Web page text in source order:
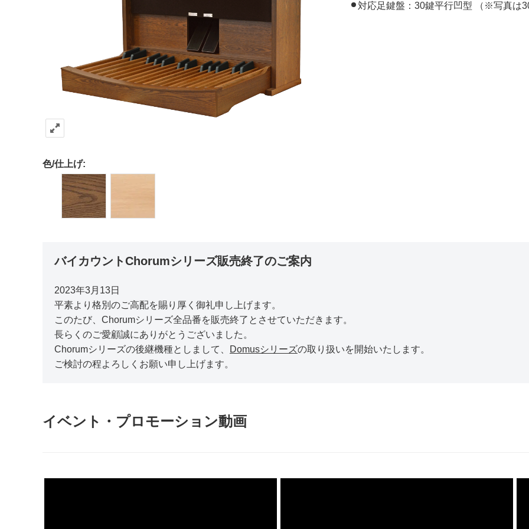
色/仕上げ:
対応足鍵盤：30鍵平行凹型 （※写真は
バイカウントChorumシリーズ販売終了のご案内
2023年3月13日
平素より格別のご高配を賜り厚く御礼申し上げます。
このたび、Chorumシリーズ全品番を販売終了とさせていただきます。
長らくのご愛顧誠にありがとうございました。
Chorumシリーズの後継機種としまして、
Domusシリーズの取り扱いを開始いたします。
ご検討の程よろしくお願い申し上げます。
イベント・プロモーション動画